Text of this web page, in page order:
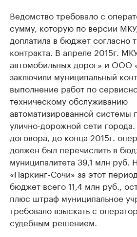
Ведомство требовало с
сумму, которую по версии
доплатила в бюджет согласно
контракта. В апреле 2015г.
автомобильных дорог» и ООО
заключили муниципальный
выполнение работ по
техническому обслуживанию
автоматизированной системы
улично-дорожной сети
договора, до конца 2015г.
должен был перечислить в
муниципалитета 39,1 млн
«Паркинг-Сочи» за этот
бюджет всего 11,4 млн руб.,
плюс штраф муниципальное
требовало взыскать с
судебным решением.